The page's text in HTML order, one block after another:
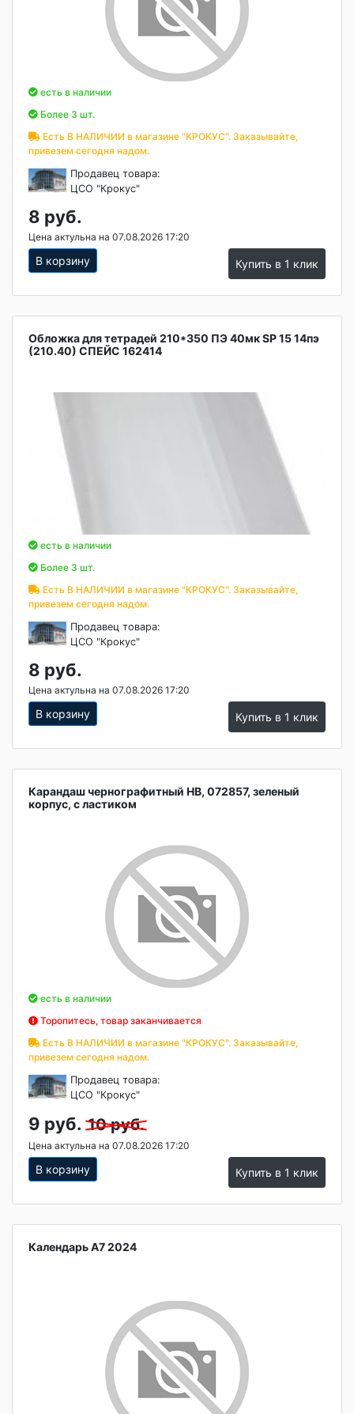
есть в наличии
Более 3 шт.
Есть В НАЛИЧИИ в магазине "КРОКУС". Заказывайте,
привезем сегодня надом.
Продавец товара:
ЦСО "Крокус"
8 руб.
Цена актульна на 07.08.2026 17:20
В корзину Купить в 1 клик
Обложка для тетрадей 210*350 ПЭ 40мк SP 15 14пэ
(210.40) СПЕЙС 162414
есть в наличии
Более 3 шт.
Есть В НАЛИЧИИ в магазине "КРОКУС". Заказывайте,
привезем сегодня надом.
Продавец товара:
ЦСО "Крокус"
8 руб.
Цена актульна на 07.08.2026 17:20
В корзину Купить в 1 клик
Карандаш чернографитный НВ, 072857, зеленый
корпус, с ластиком
есть в наличии
Торопитесь, товар заканчивается
Есть В НАЛИЧИИ в магазине "КРОКУС". Заказывайте,
привезем сегодня надом.
Продавец товара:
ЦСО "Крокус"
9 руб. 10 руб.
Цена актульна на 07.08.2026 17:20
В корзину Купить в 1 клик
Календарь A7 2024